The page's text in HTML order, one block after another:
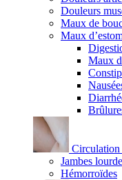
Douleurs
Maux de
Maux
Maux
Circulation
Jambes
Hémorroïdes